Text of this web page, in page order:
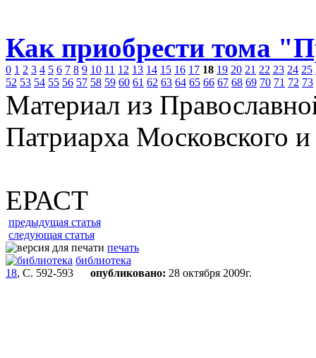
Как приобрести тома
0 1 2 3 4 5 6 7 8 9 10 11 12 13 14 15 16 17 18 19 20 21 22 23 24 25
52 53 54 55 56 57 58 59 60 61 62 63 64 65 66 67 68 69 70 71 72 73
Материал из
Патриарха Московского
ЕРАСТ
предыдущая статья
следующая статья
печать
библиотека
18, С. 592-593 опубликовано: 28 октября 2009г.